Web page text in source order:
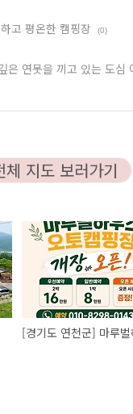
고 평온한 캠핑장 (0)
은 연못을 끼고 있는 도심
지도 보러가기